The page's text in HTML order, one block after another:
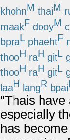
khohnM thaiM
maakF dooyM
bpraL phaehtF
thooH raH gitL
thooH raH gitL
laaH langR bpai
"Thais have
especially
has